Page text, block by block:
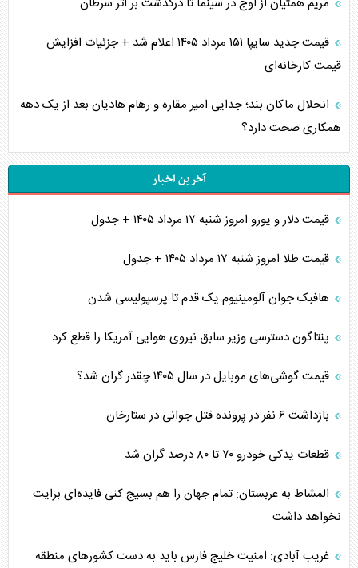
قیمت جدید سایپا ۱۵۱ مرداد ۱۴۰۵ اعلام شد + جزئیات افزایش
قیمت کارخانه‌ای
انحلال ماکان بند؛ جدایی امیر مقاره و رهام هادیان بعد از یک دهه
همکاری صحت دارد؟
آخرین اخبار
قیمت دلار و یورو امروز شنبه ۱۷ مرداد ۱۴۰۵ + جدول
قیمت طلا امروز شنبه ۱۷ مرداد ۱۴۰۵ + جدول
هافبک جوان آلومینیوم یک قدم تا پرسپولیسی شدن
پنتاگون دسترسی وزیر سابق نیروی هوایی آمریکا را قطع کرد
قیمت گوشی‌های موبایل در سال ۱۴۰۵ چقدر گران شد؟
بازداشت ۶ نفر در پرونده قتل جوانی در ستارخان
قطعات یدکی خودرو ۷۰ تا ۸۰ درصد گران شد
المشاط به عربستان: تمام جهان را هم بسیج کنی فایده‌ای برایت
نخواهد داشت
غریب آبادی: امنیت خلیج فارس باید به دست کشورهای منطقه